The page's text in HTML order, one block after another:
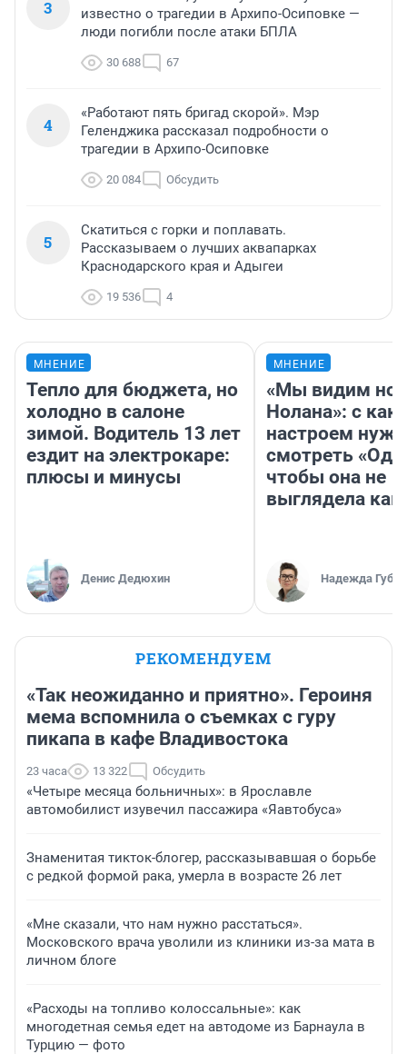
3
известно о трагедии в Архипо-Осиповке —
люди погибли после атаки БПЛА
30 688 67
4
«Работают пять бригад скорой». Мэр
Геленджика рассказал подробности о
трагедии в Архипо-Осиповке
20 084 Обсудить
5
Скатиться с горки и поплавать.
Рассказываем о лучших аквапарках
Краснодарского края и Адыгеи
19 536 4
МНЕНИЕ
Тепло для бюджета, но
холодно в салоне
зимой. Водитель 13 лет
ездит на электрокаре:
плюсы и минусы
Денис Дедюхин
МНЕНИЕ
«Мы видим
Нолана»: с
настроем
смотреть
чтобы она не
выглядела как
Надежда
РЕКОМЕНДУЕМ
«Так неожиданно и приятно». Героиня
мема вспомнила о съемках с гуру
пикапа в кафе Владивостока
23 часа 13 322 Обсудить
«Четыре месяца больничных»: в Ярославле
автомобилист изувечил пассажира «Яавтобуса»
Знаменитая тикток-блогер, рассказывавшая о борьбе
с редкой формой рака, умерла в возрасте 26 лет
«Мне сказали, что нам нужно расстаться».
Московского врача уволили из клиники из-за мата в
личном блоге
«Расходы на топливо колоссальные»: как
многодетная семья едет на автодоме из Барнаула в
Турцию — фото